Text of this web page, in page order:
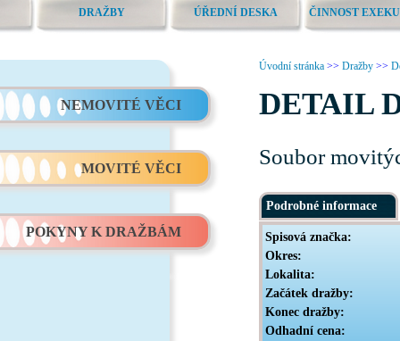
DRAŽBY ÚŘEDNÍ DESKA ČINNOST
NEMOVITÉ VĚCI
MOVITÉ VĚCI
POKYNY K DRAŽBÁM
Úvodní stránka >> Dražby >>
DETAIL
Soubor
Podrobné informace
Spisová značka:
Okres:
Lokalita:
Začátek dražby:
Konec dražby:
Odhadní cena: